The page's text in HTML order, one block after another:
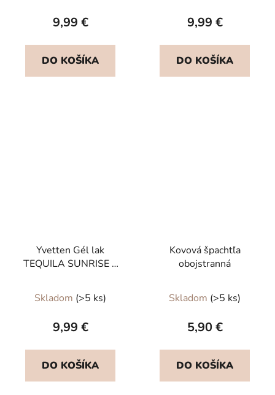
9,99 €
DO KOŠÍKA
9,99 €
DO KOŠÍKA
Yvetten Gél lak
TEQUILA SUNRISE 8
Skladom (>5 ks)
9,99 €
DO KOŠÍKA
Kovová špachtľa
obojstranná
Skladom (>5 ks)
5,90 €
DO KOŠÍKA